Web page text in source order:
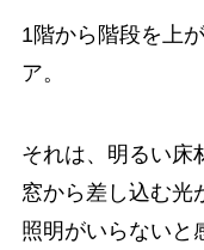
1階から階段を上
ア。
それは、明るい床
窓から差し込む光
照明がいらないと